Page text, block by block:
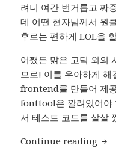
려니 여간 번거롭고 짜
데 어떤 현자님께서 원
후로는 편하게 LOL을
어쨌든 맑은 고딕 외의
므로! 이를 우아하게 해
frontend를 만들어 제
fonttool은 깔려있어야
서 테스트 코드를 살살
Continue reading 서